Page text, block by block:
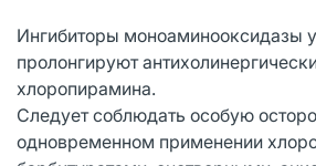
Ингибиторы моноаминооксидазы
пролонгируют
хлоропирамина.
Следует соблюдать особую
одновременном применении